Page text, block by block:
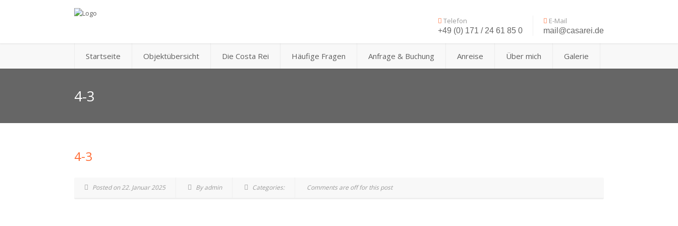
Telefon
+49 (0) 171 / 24 61 85 0
E-Mail
mail@casarei.de
Startseite Objektübersicht Die Costa Rei Häufige Fragen Anfrage & Buchung Anreise Über mich Galerie
4-3
4-3
Posted on 22. Januar 2025 By admin Categories: Comments are off for this post